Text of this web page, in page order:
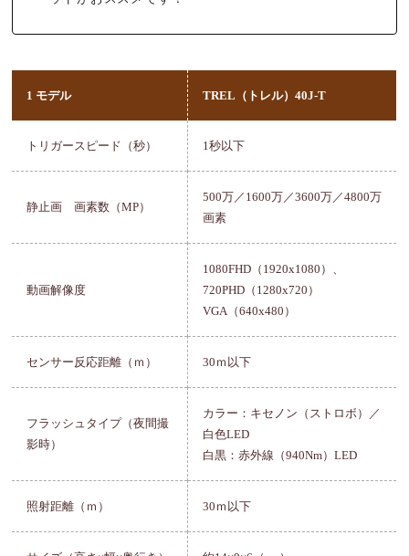
1 モデル TREL（トレル）40J-T
トリガースピード（秒） 1秒以下
静止画 画素数（MP）
500万／1600万／3600万／4800万
画素
動画解像度
1080FHD（1920x1080）、
720PHD（1280x720）
VGA（640x480）
センサー反応距離（ｍ） 30ｍ以下
フラッシュタイプ（夜間撮
影時）
カラー：キセノン（ストロボ）／
白色LED
白黒：赤外線（940Nm）LED
照射距離（ｍ） 30ｍ以下